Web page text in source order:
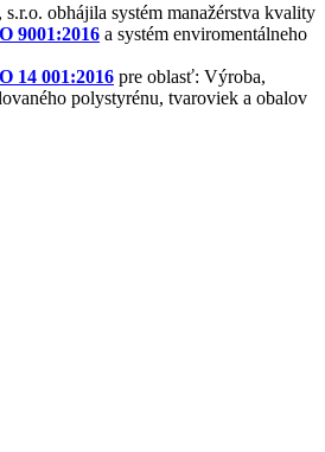
obhájila systém manažérstva kvality
9001:2016 a systém enviromentálneho
14 001:2016 pre oblasť: Výroba,
polystyrénu, tvaroviek a obalov